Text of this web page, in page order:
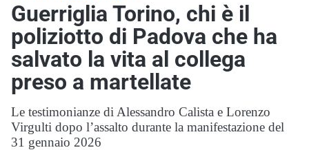
Guerriglia Torino, chi è il
poliziotto di Padova che ha
salvato la vita al collega
preso a martellate
Le testimonianze di Alessandro Calista e Lorenzo
Virgulti dopo l’assalto durante la manifestazione del
31 gennaio 2026